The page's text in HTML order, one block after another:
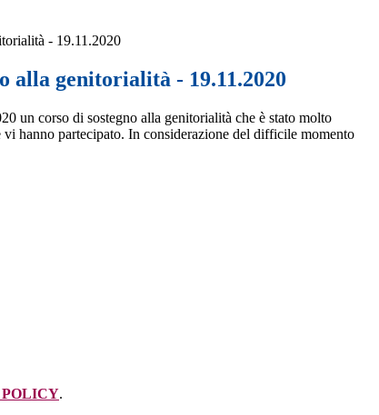
- 19.11.2020
alla genitorialità - 19.11.2020
un corso di sostegno alla genitorialità che è stato molto
vi hanno partecipato. In considerazione del difficile momento
.